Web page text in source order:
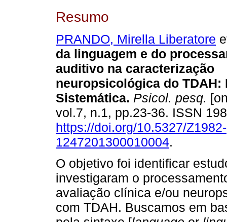
Resumo
PRANDO, Mirella Liberatore
da linguagem e do
auditivo na caracterização
neuropsicológica do TDAH:
Sistemática. Psicol. pesq.
vol.7, n.1, pp.23-36. ISSN
https://doi.org/10.5327/Z1982-
1247201300010004.
O objetivo foi identificar
investigaram o
avaliação clínica e/ou
com TDAH. Buscamos em